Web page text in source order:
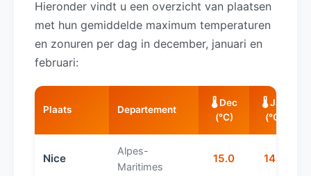
Hieronder vindt u een overzicht van plaatsen
met hun gemiddelde maximum temperaturen
en zonuren per dag in december, januari en
februari:
Plaats Departement
🌡️ Dec
(°C)
🌡️ Jan
(°C)
Nice
Alpes-
Maritimes
15.0 14.0